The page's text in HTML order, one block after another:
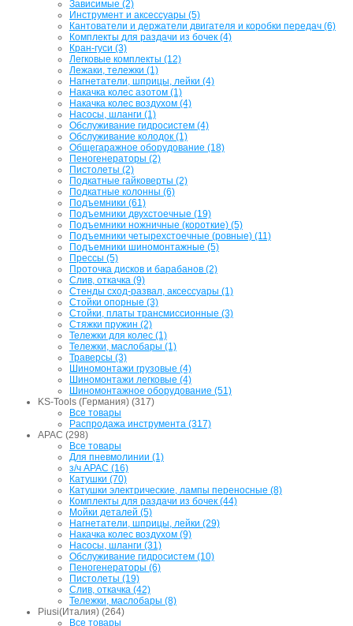
Зависимые (2)
Инструмент и аксессуары (5)
Кантователи и держатели двигателя и коробки передач (6)
Комплекты для раздачи из бочек (4)
Кран-гуси (3)
Легковые комплекты (12)
Лежаки, тележки (1)
Нагнетатели, шприцы, лейки (4)
Накачка колес азотом (1)
Накачка колес воздухом (4)
Насосы, шланги (1)
Обслуживание гидросистем (4)
Обслуживание колодок (1)
Общегаражное оборудование (18)
Пеногенераторы (2)
Пистолеты (2)
Подкатные гайковерты (2)
Подкатные колонны (6)
Подъемники (61)
Подъемники двухстоечные (19)
Подъемники ножничные (короткие) (5)
Подъемники четырехстоечные (ровные) (11)
Подъемники шиномонтажные (5)
Прессы (5)
Проточка дисков и барабанов (2)
Слив, откачка (9)
Стенды сход-развал, аксессуары (1)
Стойки опорные (3)
Стойки, платы трансмиссионные (3)
Стяжки пружин (2)
Тележки для колес (1)
Тележки, маслобары (1)
Траверсы (3)
Шиномонтажи грузовые (4)
Шиномонтажи легковые (4)
Шиномонтажное оборудование (51)
KS-Tools (Германия) (317)
Все товары
Распродажа инструмента (317)
APAC (298)
Все товары
Для пневмолинии (1)
з/ч APAC (16)
Катушки (70)
Катушки электрические, лампы переносные (8)
Комплекты для раздачи из бочек (44)
Мойки деталей (5)
Нагнетатели, шприцы, лейки (29)
Накачка колес воздухом (9)
Насосы, шланги (31)
Обслуживание гидросистем (10)
Пеногенераторы (6)
Пистолеты (19)
Слив, откачка (42)
Тележки, маслобары (8)
Piusi(Италия) (264)
Все товары